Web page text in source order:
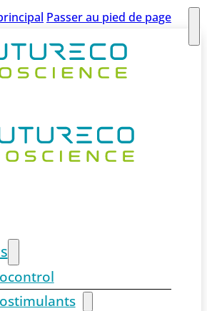
Passer au pied de page